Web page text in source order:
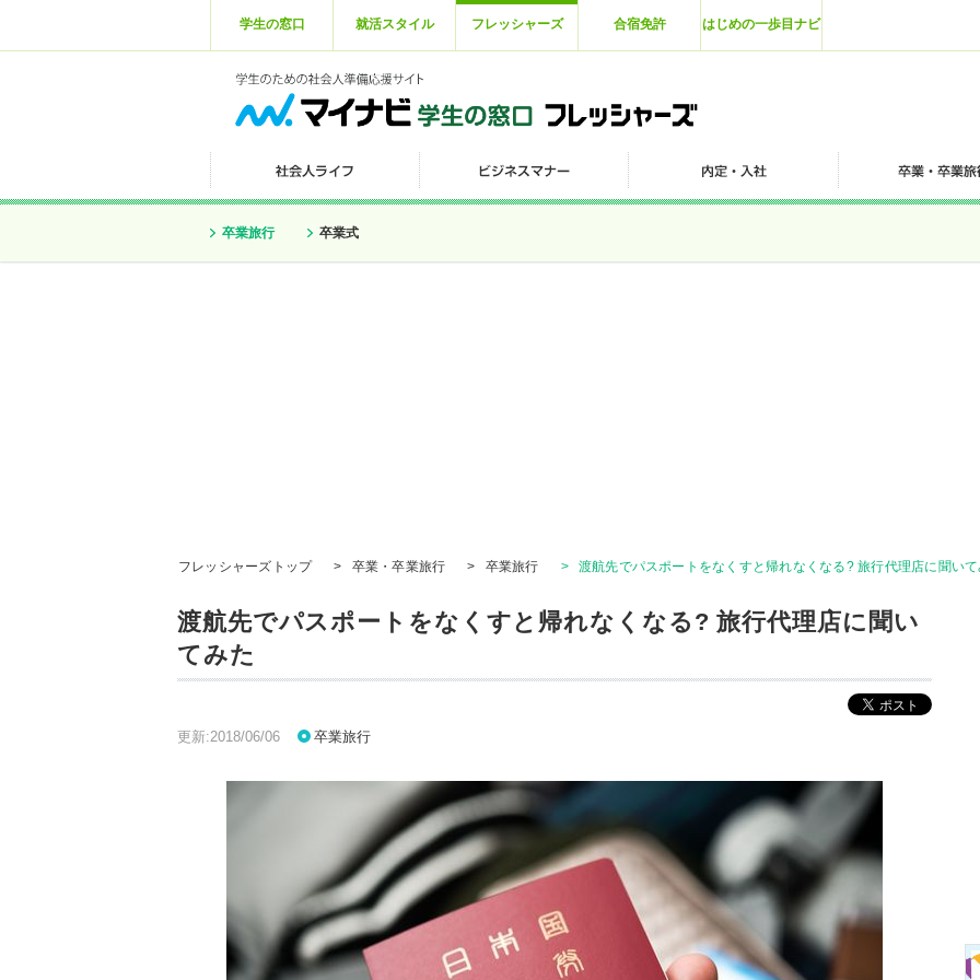
学生の窓口 就活スタイル フレッシャーズ 合宿免許 はじめの一歩目ナビ
卒業旅行 卒業式
フレッシャーズトップ > 卒業・卒業旅行 > 卒業旅行 > 渡航先でパスポートをなくすと帰れなくなる? 旅行代理店に聞い
渡航先でパスポートをなくすと帰れなくなる? 旅行代理店に聞い
てみた
更新:2018/06/06 卒業旅行